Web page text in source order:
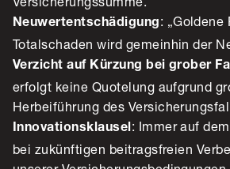
Neuwertentschädigung: „Goldene
Totalschaden wird gemeinhin der
Verzicht auf Kürzung bei grober
erfolgt keine Quotelung aufgrund
Herbeiführung des
Innovationsklausel: Immer auf
bei zukünftigen beitragsfreien